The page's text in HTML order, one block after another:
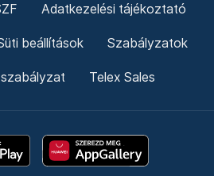
Adatkezelési tájékoztató
beállítások Szabályzatok
Telex Sales